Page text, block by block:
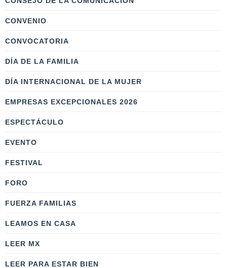
CONVENIO
CONVOCATORIA
DÍA DE LA FAMILIA
DÍA INTERNACIONAL DE LA MUJER
EMPRESAS EXCEPCIONALES 2026
ESPECTÁCULO
EVENTO
FESTIVAL
FORO
FUERZA FAMILIAS
LEAMOS EN CASA
LEER MX
LEER PARA ESTAR BIEN